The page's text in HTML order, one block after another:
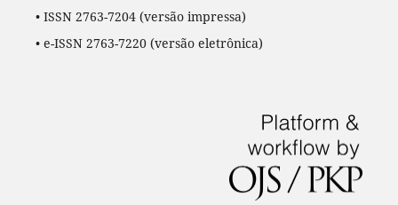
• ISSN 2763-7204(versão impressa)
• e-ISSN 2763-7220(versão eletrônica)